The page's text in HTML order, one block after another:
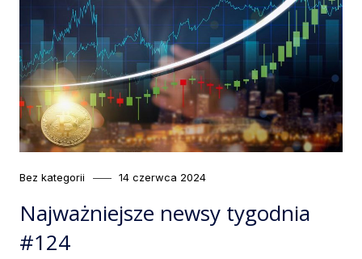
Category
Bez kategorii
Posted
14 czerwca 2024
Najważniejsze newsy tygodnia
#124